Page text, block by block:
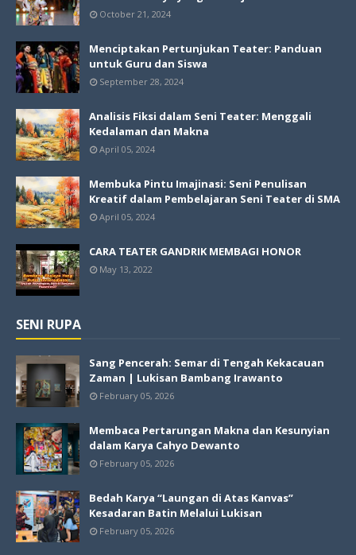
October 21, 2024
Menciptakan Pertunjukan Teater: Panduan
untuk Guru dan Siswa
September 28, 2024
Analisis Fiksi dalam Seni Teater: Menggali
Kedalaman dan Makna
April 05, 2024
Membuka Pintu Imajinasi: Seni Penulisan
Kreatif dalam Pembelajaran Seni Teater di SMA
April 05, 2024
CARA TEATER GANDRIK MEMBAGI HONOR
May 13, 2022
SENI RUPA
Sang Pencerah: Semar di Tengah Kekacauan
Zaman | Lukisan Bambang Irawanto
February 05, 2026
Membaca Pertarungan Makna dan Kesunyian
dalam Karya Cahyo Dewanto
February 05, 2026
Bedah Karya “Laungan di Atas Kanvas”
Kesadaran Batin Melalui Lukisan
February 05, 2026